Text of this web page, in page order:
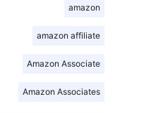
amazon
amazon affiliate
Amazon Associate
Amazon Associates